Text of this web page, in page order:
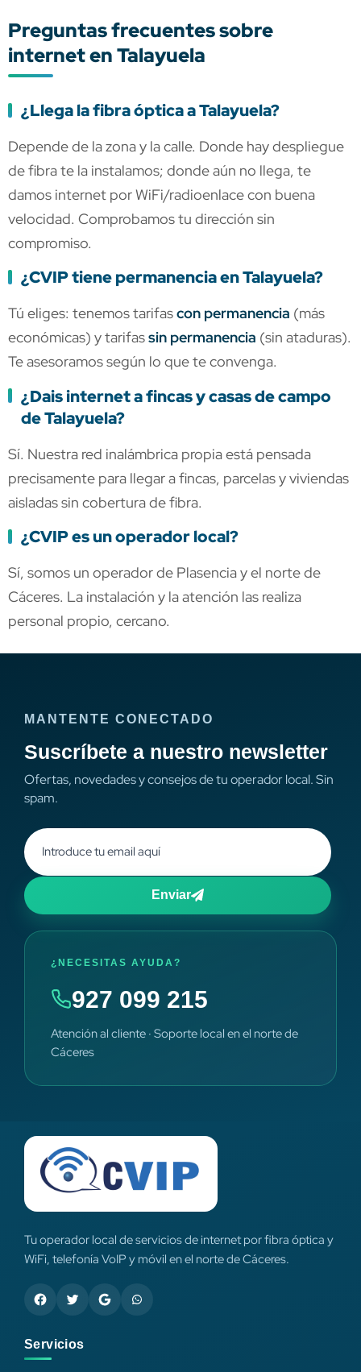
Preguntas frecuentes sobre
internet en Talayuela
¿Llega la fibra óptica a Talayuela?
Depende de la zona y la calle. Donde hay despliegue
de fibra te la instalamos; donde aún no llega, te
damos internet por WiFi/radioenlace con buena
velocidad. Comprobamos tu dirección sin
compromiso.
¿CVIP tiene permanencia en Talayuela?
Tú eliges: tenemos tarifascon permanencia (más
económicas) y tarifassin permanencia (sin ataduras).
Te asesoramos según lo que te convenga.
¿Dais internet a fincas y casas de campo
de Talayuela?
Sí. Nuestra red inalámbrica propia está pensada
precisamente para llegar a fincas, parcelas y viviendas
aisladas sin cobertura de fibra.
¿CVIP es un operador local?
Sí, somos un operador de Plasencia y el norte de
Cáceres. La instalación y la atención las realiza
personal propio, cercano.
MANTENTE CONECTADO
Suscríbete a nuestro newsletter
Ofertas, novedades y consejos de tu operador local. Sin
spam.
Enviar
¿NECESITAS AYUDA?
927 099 215
Atención al cliente · Soporte local en el norte de
Cáceres
Tu operador local de servicios de internet por fibra óptica y
WiFi, telefonía VoIP y móvil en el norte de Cáceres.
Servicios